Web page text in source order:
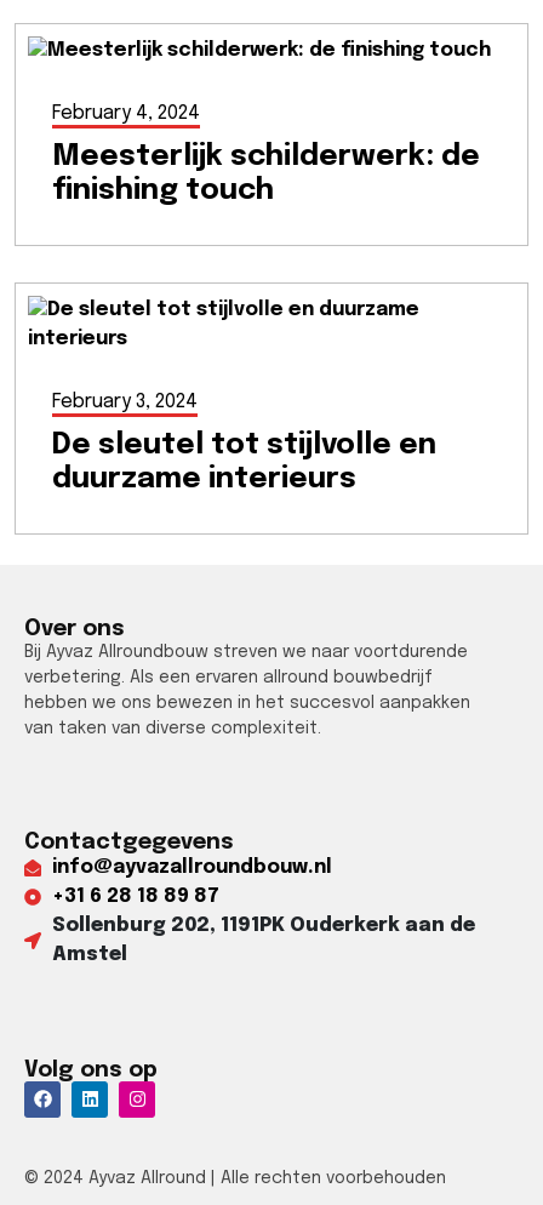
February 4, 2024
Meesterlijk schilderwerk: de
finishing touch
February 3, 2024
De sleutel tot stijlvolle en
duurzame interieurs
Over ons
Bij Ayvaz Allroundbouw streven we naar voortdurende
verbetering. Als een ervaren allround bouwbedrijf
hebben we ons bewezen in het succesvol aanpakken
van taken van diverse complexiteit.
Contactgegevens
info@ayvazallroundbouw.nl
+31 6 28 18 89 87​
Sollenburg 202, 1191PK Ouderkerk aan de
Amstel​
Volg ons op
© 2024 Ayvaz Allround | Alle rechten voorbehouden